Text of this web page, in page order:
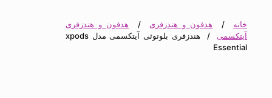
هدفون و هندزفری/هدفون و هندزفری
/
هندزفری بلوتوثی آیتکسمی مدل xpods